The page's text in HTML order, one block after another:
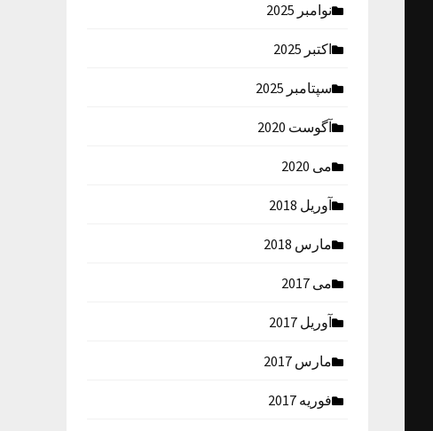
نوامبر 2025
اکتبر 2025
سپتامبر 2025
آگوست 2020
می 2020
آوریل 2018
مارس 2018
می 2017
آوریل 2017
مارس 2017
فوریه 2017